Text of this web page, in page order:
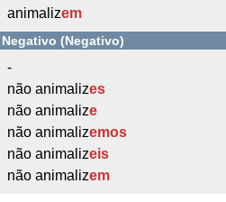
animalizem
Negativo (Negativo)
-
não animalizes
não animalize
não animalizemos
não animalizeis
não animalizem